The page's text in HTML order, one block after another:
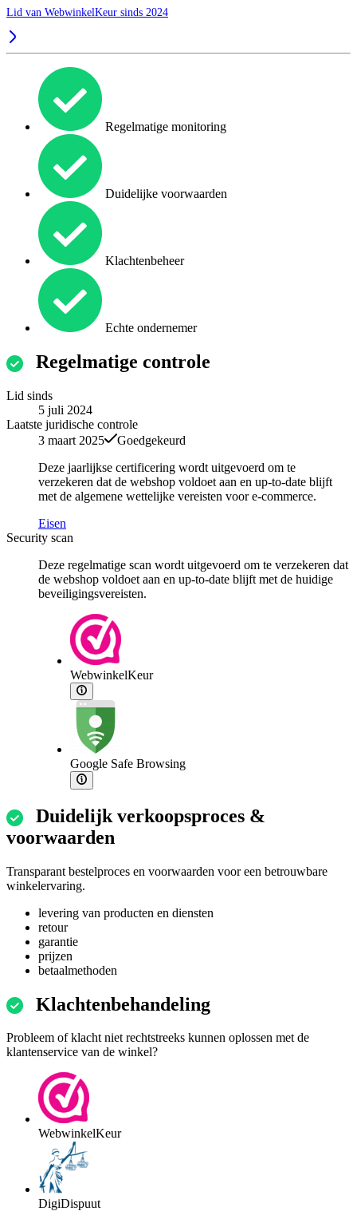
Lid van WebwinkelKeur sinds 2024
Regelmatige monitoring
Duidelijke voorwaarden
Klachtenbeheer
Echte ondernemer
Regelmatige controle
Lid sinds
5 juli 2024
Laatste juridische controle
3 maart 2025
Goedgekeurd
Deze jaarlijkse certificering wordt uitgevoerd om te
verzekeren dat de webshop voldoet aan en up-to-date blijft
met de algemene wettelijke vereisten voor e-commerce.
Eisen
Security scan
Deze regelmatige scan wordt uitgevoerd om te verzekeren dat
de webshop voldoet aan en up-to-date blijft met de huidige
beveiligingsvereisten.
WebwinkelKeur
Google Safe Browsing
Duidelijk verkoopsproces &
voorwaarden
Transparant bestelproces en voorwaarden voor een betrouwbare
winkelervaring.
levering van producten en diensten
retour
garantie
prijzen
betaalmethoden
Klachtenbehandeling
Probleem of klacht niet rechtstreeks kunnen oplossen met de
klantenservice van de winkel?
WebwinkelKeur
DigiDispuut